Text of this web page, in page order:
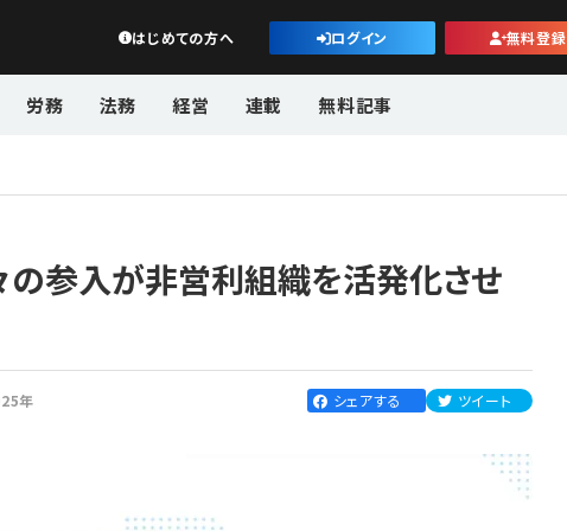
公益・一般法人オンライン
はじめての方へ ログイン 無料登録
労務 法務 経営 連載 無料記事
参入が非営利組織を活発化させ
年 シェアする ツイート